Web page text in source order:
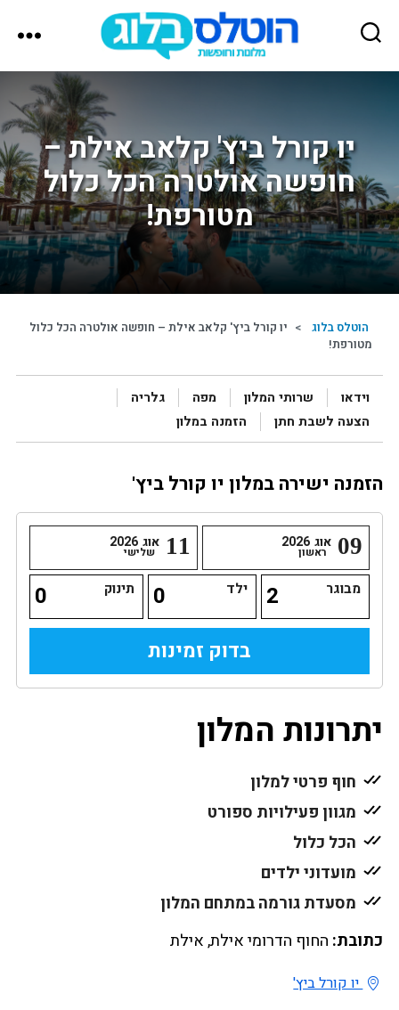
הוטלס
יו קורל ביץ' קלאב אילת –
חופשה אולטרה הכל כלול
מטורפת!
הוטלס בלוג > יו קורל ביץ' קלאב אילת – חופשה אולטרה הכל כלול
מטורפת!
וידאו שרותי המלון מפה
גלריה
הצעה לשבת חתן
הזמנה במלון
הזמנה ישירה במלון יו קורל ביץ'
09 אוג 2026
ראשון 11 אוג 2026
שלישי
מבוגר ילד תינוק
יתרונות המלון
חוף פרטי למלון
מגוון פעילויות ספורט
הכל כלול
מועדוני ילדים
מסעדת גורמה במתחם המלון
כתובת: החוף הדרומי אילת, אילת
יו קורל ביץ'